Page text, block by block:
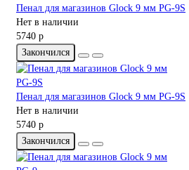
Пенал для магазинов Glock 9 мм PG-9S
Нет в наличии
5740 р
Закончился
Пенал для магазинов Glock 9 мм PG-9S
Нет в наличии
5740 р
Закончился